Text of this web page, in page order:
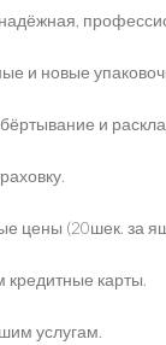
и новые
и
цены (20шек. за
карты.
услугам.